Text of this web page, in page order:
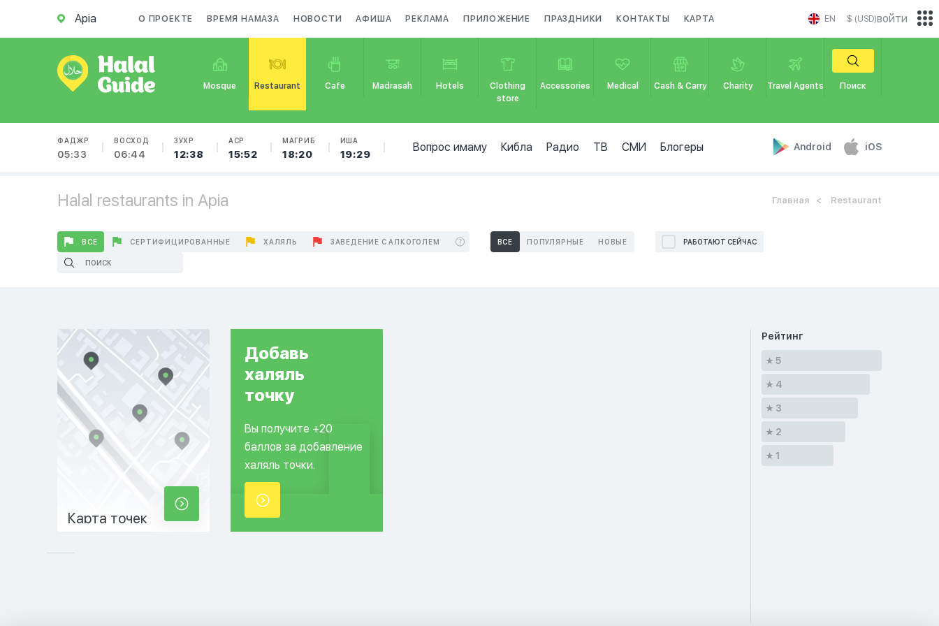
Apia О ПРОЕКТЕ ВРЕМЯ НАМАЗА НОВОСТИ АФИША РЕКЛАМА ПРИЛОЖЕНИЕ ПРАЗДНИКИ КОНТАКТЫ КАРТА EN $ (USD)
Mosque Restaurant Cafe Madrasah Hotels
Clothing
store
Accessories Medical Cash & Carry Charity Travel Agents Поиск
ФАДЖР
05:33
ВОСХОД
06:44
ЗУХР
12:38
АСР
15:52
МАГРИБ
18:20
ИША
19:29
Вопрос имаму Кибла Радио ТВ СМИ Блогеры Android iOS
войти
Halal restaurants in Apia Главная Restaurant
ВСЕ СЕРТИФИЦИРОВАННЫЕ ХАЛЯЛЬ ЗАВЕДЕНИЕ С АЛКОГОЛЕМ ВСЕ ПОПУЛЯРНЫЕ НОВЫЕ РАБОТАЮТ СЕЙЧАС
Карта точек
Добавь
халяль
точку
Вы получите +20
баллов за добавление
халяль точки.
Рейтинг
5
4
3
2
1